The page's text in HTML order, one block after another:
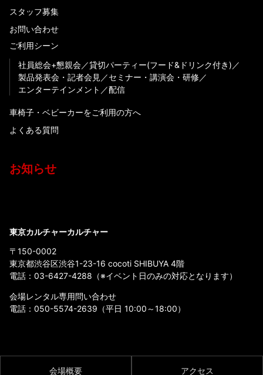
スタッフ募集
お問い合わせ
ご利用シーン
社員総会+懇親会
貸切パーティー(フード&ドリンク付き)
製品発表会・記者会見
セミナー・講演会・研修
エンターテインメント
配信
車椅子・ベビーカーをご利用の方へ
よくある質問
お知らせ
東京カルチャーカルチャー
〒150-0002
東京都渋谷区渋谷1-23-16 cocoti SHIBUYA 4階
電話： 03-6427-4288 （※イベント日のみの対応となります）
会場レンタル専用問い合わせ
電話： 050-5574-2639 （平日 10:00～18:00）
会場概要 アクセス